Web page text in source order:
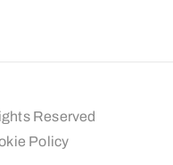
Reserved
Policy